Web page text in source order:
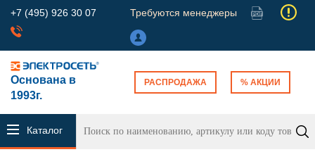
+7 (495) 926 30 07 Требуются менеджеры
Основана в
1993г.
РАСПРОДАЖА % АКЦИИ
Каталог